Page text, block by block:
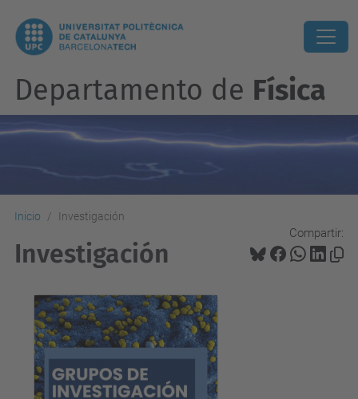
Departamento de Física
Inicio Investigación
Compartir:
Investigación